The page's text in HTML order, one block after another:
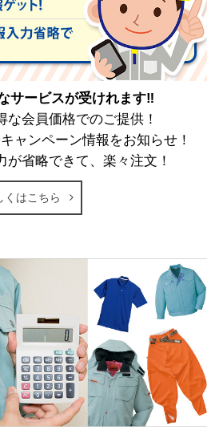
サービスが受けれます‼
会員価格でのご提供！
ャンペーン情報をお知らせ！
省略できて、楽々注文！
くはこちら